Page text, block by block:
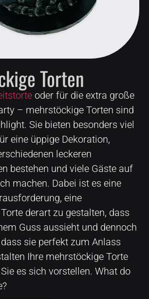
Torten
oder für die extra große
– mehrstöckige Torten sind
Sie bieten besonders viel
eine üppige Dekoration,
leckeren
bestehen und viele Gäste auf
machen. Dabei ist es eine
eine
derart zu gestalten, dass
Guss aussieht und dennoch
sie perfekt zum Anlass
Ihre mehrstöckige Torte
es sich vorstellen. What do